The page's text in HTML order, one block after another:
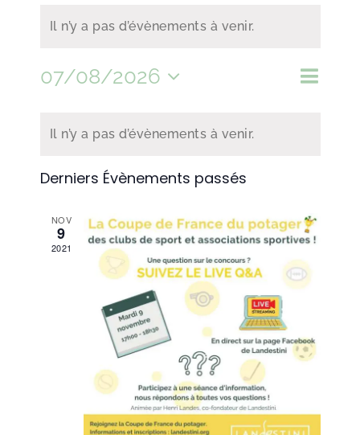
Il n’y a pas d’évènements à venir.
Recherche
Mois
07/08/2026
une
date.
de
Évènements
Il n’y a pas d’évènements à venir.
Derniers Évènements passés
NOV
9
2021